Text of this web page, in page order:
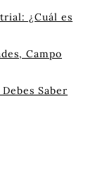
¿Cuál es
Campo
Saber